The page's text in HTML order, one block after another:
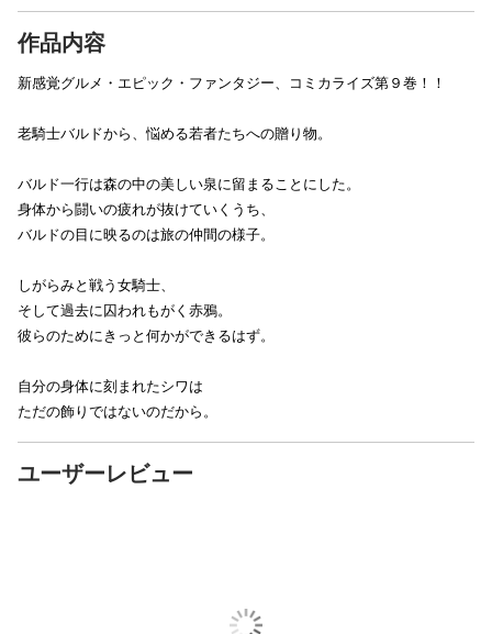
作品内容
新感覚グルメ・エピック・ファンタジー、コミカライズ第９巻！！
老騎士バルドから、悩める若者たちへの贈り物。
バルド一行は森の中の美しい泉に留まることにした。
身体から闘いの疲れが抜けていくうち、
バルドの目に映るのは旅の仲間の様子。
しがらみと戦う女騎士、
そして過去に囚われもがく赤鴉。
彼らのためにきっと何かができるはず。
自分の身体に刻まれたシワは
ただの飾りではないのだから。
ユーザーレビュー